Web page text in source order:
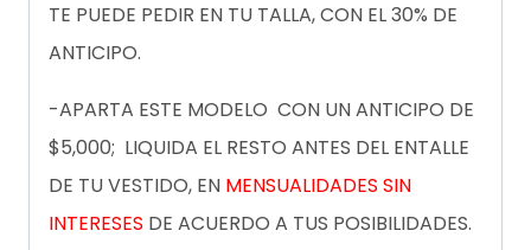
TE PUEDE PEDIR EN TU TALLA, CON EL 30% DE
ANTICIPO.
-APARTA ESTE MODELO CON UN ANTICIPO DE
$5,000; LIQUIDA EL RESTO ANTES DEL ENTALLE
DE TU VESTIDO, EN MENSUALIDADES SIN
INTERESES DE ACUERDO A TUS POSIBILIDADES.